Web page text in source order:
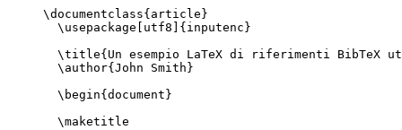
\documentclass{ article }
\usepackage
utf8 ]{ inputenc }
\title{Un esempio LaTeX di riferimenti
\author{John Smith}
\begin{ document }
\maketitle